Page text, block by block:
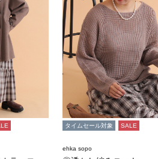
タイムセール対象 SALE
ehka sopo